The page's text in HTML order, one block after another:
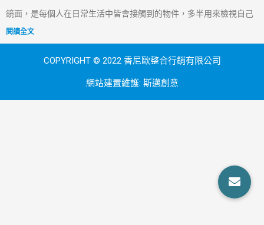
鏡面，是每個人在日常生活中皆會接觸到的物件，多半用來檢視自己
閱讀全文
COPYRIGHT © 2022 香尼歐整合行銷有限公司
網站建置維護: 斯邁創意